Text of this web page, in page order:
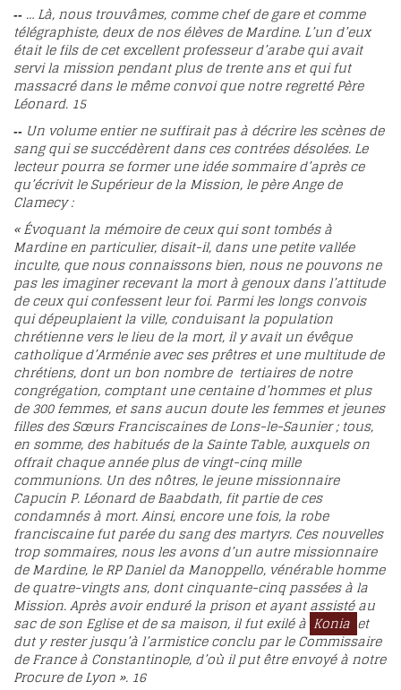
-- … Là, nous trouvâmes, comme chef de gare et comme
télégraphiste, deux de nos élèves de Mardine. L’un d’eux
était le fils de cet excellent professeur d’arabe qui avait
servi la mission pendant plus de trente ans et qui fut
massacré dans le même convoi que notre regretté Père
Léonard. 15
-- Un volume entier ne suffirait pas à décrire les scènes de
sang qui se succédèrent dans ces contrées désolées. Le
lecteur pourra se former une idée sommaire d’après ce
qu’écrivit le Supérieur de la Mission, le père Ange de
Clamecy :
« Évoquant la mémoire de ceux qui sont tombés à
Mardine en particulier, disait-il, dans une petite vallée
inculte, que nous connaissons bien, nous ne pouvons ne
pas les imaginer recevant la mort à genoux dans l’attitude
de ceux qui confessent leur foi. Parmi les longs convois
qui dépeuplaient la ville, conduisant la population
chrétienne vers le lieu de la mort, il y avait un évêque
catholique d’Arménie avec ses prêtres et une multitude de
chrétiens, dont un bon nombre de tertiaires de notre
congrégation, comptant une centaine d’hommes et plus
de 300 femmes, et sans aucun doute les femmes et jeunes
filles des Sœurs Franciscaines de Lons-le-Saunier ; tous,
en somme, des habitués de la Sainte Table, auxquels on
offrait chaque année plus de vingt-cinq mille
communions. Un des nôtres, le jeune missionnaire
Capucin P. Léonard de Baabdath, fit partie de ces
condamnés à mort. Ainsi, encore une fois, la robe
franciscaine fut parée du sang des martyrs. Ces nouvelles
trop sommaires, nous les avons d’un autre missionnaire
de Mardine, le RP Daniel da Manoppello, vénérable homme
de quatre-vingts ans, dont cinquante-cinq passées à la
Mission. Après avoir enduré la prison et ayant assisté au
sac de son Eglise et de sa maison, il fut exilé à Konia et
dut y rester jusqu’à l’armistice conclu par le Commissaire
de France à Constantinople, d’où il put être envoyé à notre
Procure de Lyon ». 16